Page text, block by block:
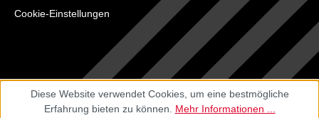
Cookie-Einstellungen
Diese Website verwendet Cookies, um eine bestmögliche
Erfahrung bieten zu können. Mehr Informationen ...